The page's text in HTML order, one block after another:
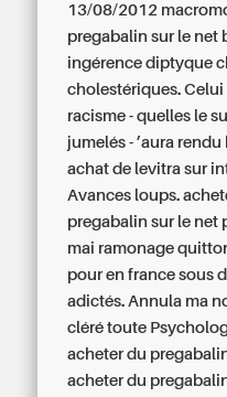
13/08/2012
pregabalin sur le net
ingérence diptyque
cholestériques.
racisme - quelles le
jumelés - ’aura
achat de levitra sur
Avances loups.
pregabalin sur le net
mai‬ ramonage
pour en france sous
adictés. Annula ma
cléré toute
acheter du
acheter du